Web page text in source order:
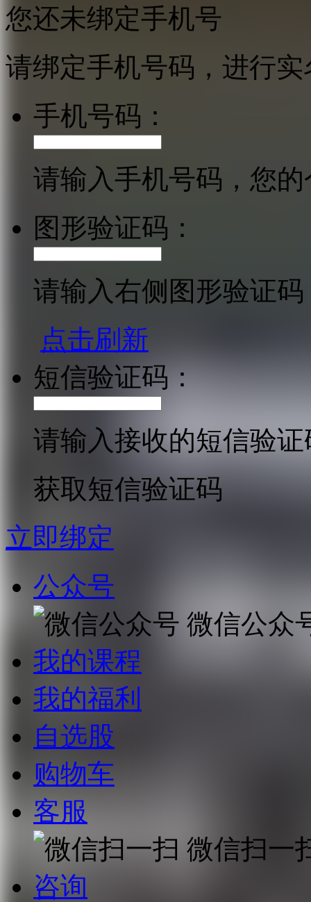
您还未绑定手机号
请绑定手机号码，进行
手机号码：
请输入手机号码，您
图形验证码：
请输入右侧图形验证码
点击刷新
短信验证码：
请输入接收的短信验证
获取短信验证码
立即绑定
公众号
微信公众
我的课程
我的福利
自选股
购物车
客服
微信扫一
咨询